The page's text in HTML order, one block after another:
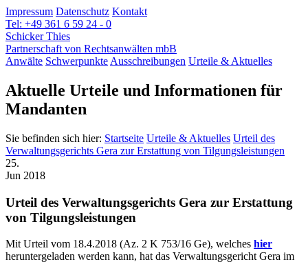
Impressum Datenschutz Kontakt
Tel: +49 361 6 59 24 - 0
Schicker Thies
Partnerschaft von Rechtsanwälten mbB
Anwälte Schwerpunkte Ausschreibungen Urteile & Aktuelles
Aktuelle Urteile und Informationen für
Mandanten
Sie befinden sich hier: Startseite Urteile & Aktuelles Urteil des
Verwaltungsgerichts Gera zur Erstattung von Tilgungsleistungen
25.
Jun 2018
Urteil des Verwaltungsgerichts Gera zur Erstattung
von Tilgungsleistungen
Mit Urteil vom 18.4.2018 (Az. 2 K 753/16 Ge), welches hier
heruntergeladen werden kann, hat das Verwaltungsgericht Gera im